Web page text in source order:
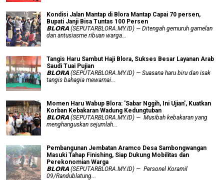
Kondisi Jalan Mantap di Blora Mantap Capai 70 persen,
Bupati Janji Bisa Tuntas 100 Persen
𝗕𝗟𝗢𝗥𝗔 (SEPUTARBLORA.MY.ID) — Ditengah gemuruh gamelan
dan antusiasme ribuan warga...
Tangis Haru Sambut Haji Blora, Sukses Besar Layanan Arab
Saudi Tuai Pujian
𝗕𝗟𝗢𝗥𝗔 (SEPUTARBLORA.MY.ID) — Suasana haru biru dan isak
tangis bahagia mewarnai...
Momen Haru Wabup Blora: ​'Sabar Nggih, Ini Ujian', Kuatkan
Korban Kebakaran Wadung Kedungtuban
𝗕𝗟𝗢𝗥𝗔 (SEPUTARBLORA.MY.ID) — Musibah kebakaran yang
menghanguskan sejumlah...
Pembangunan Jembatan Aramco Desa Sambongwangan
Masuki Tahap Finishing, Siap Dukung Mobilitas dan
Perekonomian Warga
𝗕𝗟𝗢𝗥𝗔 (SEPUTARBLORA.MY.ID) — Personel Koramil
09/Randublatung...